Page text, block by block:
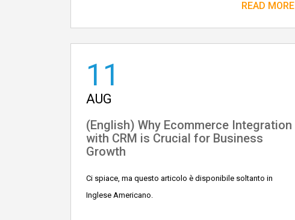
READ MORE
11
AUG
(English) Why Ecommerce Integration
with CRM is Crucial for Business
Growth
Ci spiace, ma questo articolo è disponibile soltanto in
Inglese Americano.